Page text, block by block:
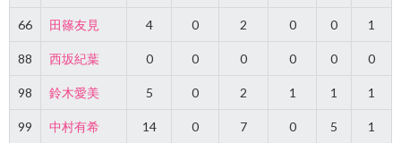
66 田篠友見 4 0 2 0 0 1
88 西坂紀葉 0 0 0 0 0 0
98 鈴木愛美 5 0 2 1 1 1
99 中村有希 14 0 7 0 5 1